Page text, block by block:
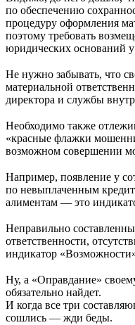
по обеспечению
процедуру оформления
поэтому требовать
юридических оснований у
Не нужно забывать, что
материальной
директора и службы
Необходимо также
«красные флажки
возможном совершении
Например, появление у
по невыплаченным
алиментам — это
Неправильно
ответственности,
индикатор
Ну, а «Оправдание»
обязательно найдет.
И когда все три
сошлись — жди беды.